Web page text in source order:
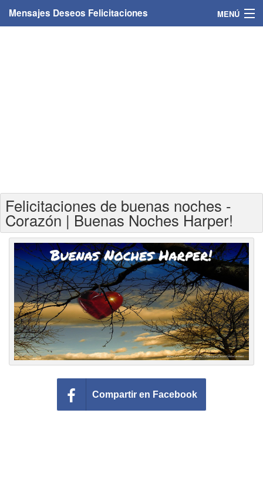
Mensajes Deseos Felicitaciones MENÚ
Felicitaciones para años
Felicitaciones días de la semana
Felicitaciones días del año
Felicitaciones musicales
Entrar
Felicitaciones de buenas noches -
Corazón | Buenas Noches Harper!
Compartir en Facebook